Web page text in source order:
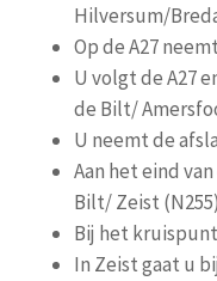
Hilversum/
Op de A27
U volgt de A27
de Bilt/
U neemt de
Aan het eind
Bilt/ Zeist
Bij het
In Zeist gaat u